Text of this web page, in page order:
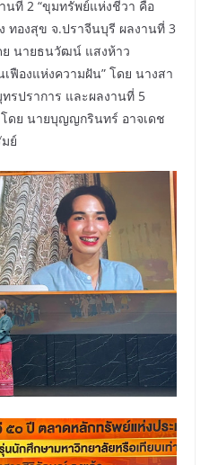
นที่ 2 “ขุมทรัพย์แห่งชีวา คือ
ทองสุข จ.ปราจีนบุรี ผลงานที่ 3
ย นายธนวัฒน์ แสงห้าว
ฟืองแห่งความฝัน” โดย นางสา
รปราการ และผลงานที่ 5
โดย นายบุญญกรินทร์ อาจเดช
ย์